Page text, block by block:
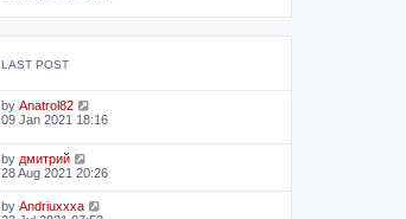
LAST POST
by Anatrol82
09 Jan 2021 18:16
by дмитрий
28 Aug 2021 20:26
by Andriuxxxa